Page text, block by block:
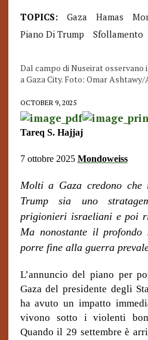
TOPICS: Gaza Hamas
Piano Di Trump
Sfollamento
Dal campo di Nuseirat
a Gaza City. Foto: Omar Ashtawy/
OCTOBER 9, 2025
Tareq S. Hajjaj
7ottobre 2025 Mondoweiss
Molti a Gaza credono
Trump sia uno
prigionieri israeliani e poi
Ma nonostante il profondo
porre fine alla guerra
L’annuncio del piano per
Gaza del presidente degli
ha avuto un impatto
vivono sotto i violenti
Quando il 29 settembre è